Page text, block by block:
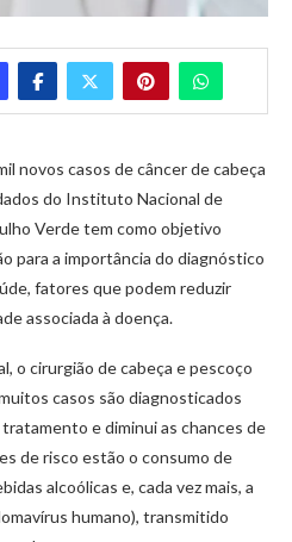
novos casos de câncer de cabeça
do Instituto Nacional de
Verde tem como objetivo
para a importância do diagnóstico
fatores que podem reduzir
associada à doença.
o cirurgião de cabeça e pescoço
casos são diagnosticados
e diminui as chances de
de risco estão o consumo de
alcoólicas e, cada vez mais, a
humano), transmitido